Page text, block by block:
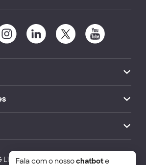
School of Economics and
Fala com o nossochatbote